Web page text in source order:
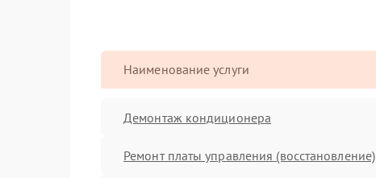
Наименование услуги
Демонтаж кондиционера
Ремонт платы управления (восстановление)